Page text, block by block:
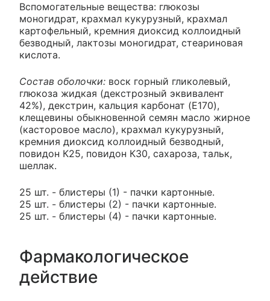
Вспомогательные вещества: глюкозы
моногидрат, крахмал кукурузный, крахмал
картофельный, кремния диоксид коллоидный
безводный, лактозы моногидрат, стеариновая
кислота.
Состав оболочки: воск горный гликолевый,
глюкоза жидкая (декстрозный эквивалент
42%), декстрин, кальция карбонат (E170),
клещевины обыкновенной семян масло жирное
(касторовое масло), крахмал кукурузный,
кремния диоксид коллоидный безводный,
повидон К25, повидон К30, сахароза, тальк,
шеллак.
25 шт. - блистеры (1) - пачки картонные.
25 шт. - блистеры (2) - пачки картонные.
25 шт. - блистеры (4) - пачки картонные.
Фармакологическое
действие